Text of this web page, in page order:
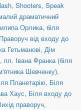
, Shooters, Speak
драматичний
Орлика, біля
Праворуч від входу до
Гетьманові, Дім
, пл. Івана Франка (біля
Шевченку),
Планетарію, Біля
Хаус, Біля входу до
праворуч,